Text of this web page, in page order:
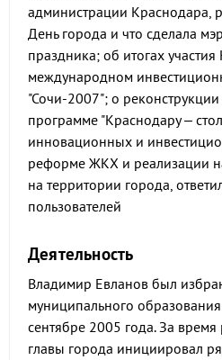
администрации Краснодара,
День города и что сделала
праздника; об итогах
международном
"Сочи-2007"; о
программе "Краснодару –
инновационных и
реформе ЖКХ и реализации
на территории города,
пользователей
Деятельность
Владимир Евланов был
муниципального
сентябре 2005 года. За
главы города инициировал